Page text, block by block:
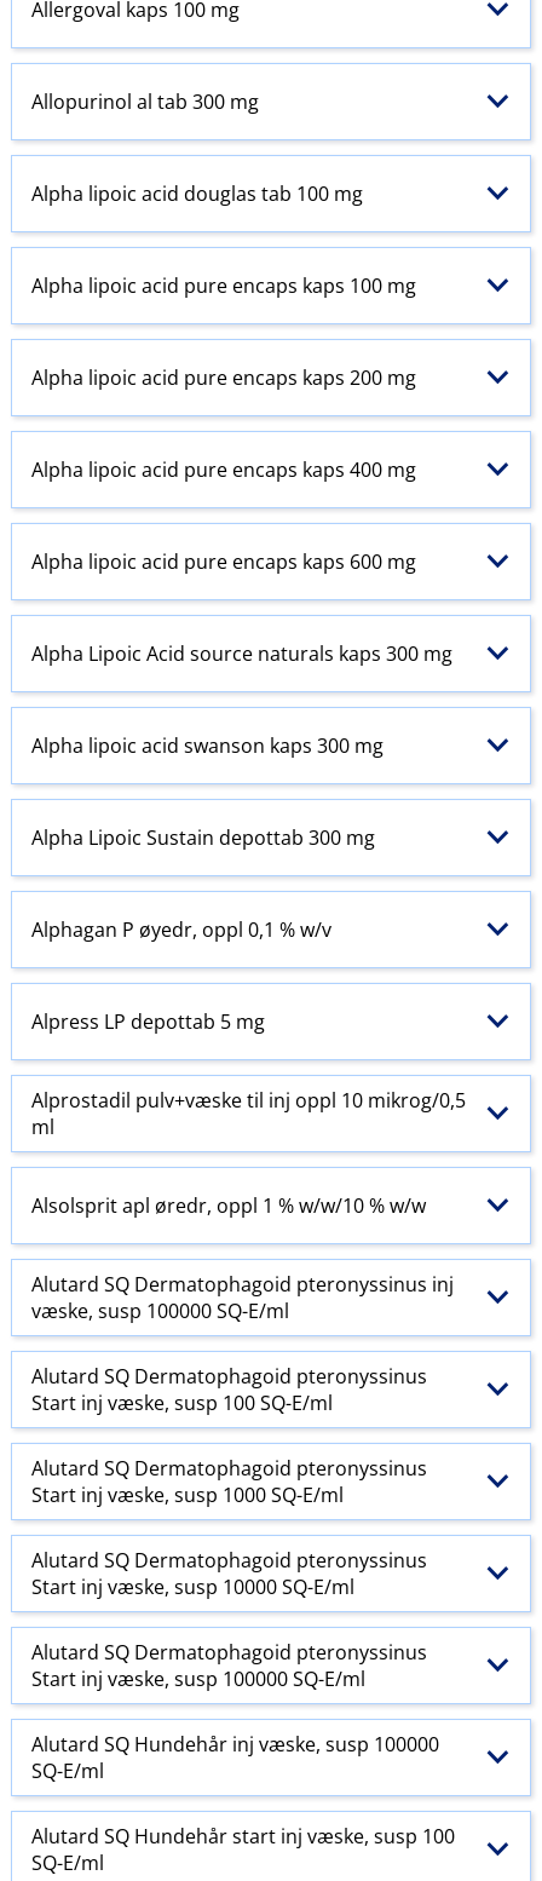
Allergoval kaps 100 mg
Allopurinol al tab 300 mg
Alpha lipoic acid douglas tab 100 mg
Alpha lipoic acid pure encaps kaps 100 mg
Alpha lipoic acid pure encaps kaps 200 mg
Alpha lipoic acid pure encaps kaps 400 mg
Alpha lipoic acid pure encaps kaps 600 mg
Alpha Lipoic Acid source naturals kaps 300 mg
Alpha lipoic acid swanson kaps 300 mg
Alpha Lipoic Sustain depottab 300 mg
Alphagan P øyedr, oppl 0,1 % w​/​v
Alpress LP depottab 5 mg
Alprostadil pulv+væske til inj oppl 10 mikrog/0,5
ml
Alsolsprit apl øredr, oppl 1 % w​/​w​/​10 % w​/​w
Alutard SQ Dermatophagoid pteronyssinus inj
væske, susp 100000 SQ-E​/​ml
Alutard SQ Dermatophagoid pteronyssinus
Start inj væske, susp 100 SQ-E​/​ml
Alutard SQ Dermatophagoid pteronyssinus
Start inj væske, susp 1000 SQ-E​/​ml
Alutard SQ Dermatophagoid pteronyssinus
Start inj væske, susp 10000 SQ-E​/​ml
Alutard SQ Dermatophagoid pteronyssinus
Start inj væske, susp 100000 SQ-E​/​ml
Alutard SQ Hundehår inj væske, susp 100000
SQ-E​/​ml
Alutard SQ Hundehår start inj væske, susp 100
SQ-E​/​ml